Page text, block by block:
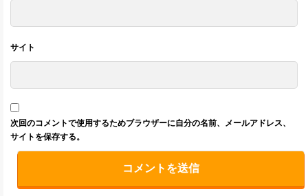
サイト
次回のコメントで使用するためブラウザーに自分の名前、メールアドレス、
サイトを保存する。